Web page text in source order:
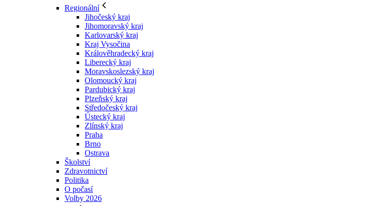
Regionální
Jihočeský kraj
Jihomoravský kraj
Karlovarský kraj
Kraj Vysočina
Králověhradecký kraj
Liberecký kraj
Moravskoslezský kraj
Olomoucký kraj
Pardubický kraj
Plzeňský kraj
Středočeský kraj
Ústecký kraj
Zlínský kraj
Praha
Brno
Ostrava
Školství
Zdravotnictví
Politika
O počasí
Volby 2026